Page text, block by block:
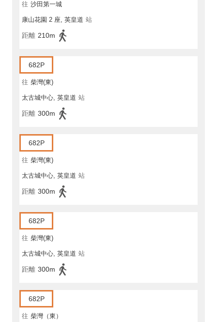
往 沙田第一城
康山花園 2 座, 英皇道 站
距離 210m
682P
往 柴灣(東)
太古城中心, 英皇道 站
距離 300m
682P
往 柴灣(東)
太古城中心, 英皇道 站
距離 300m
682P
往 柴灣(東)
太古城中心, 英皇道 站
距離 300m
682P
往 柴灣（東）